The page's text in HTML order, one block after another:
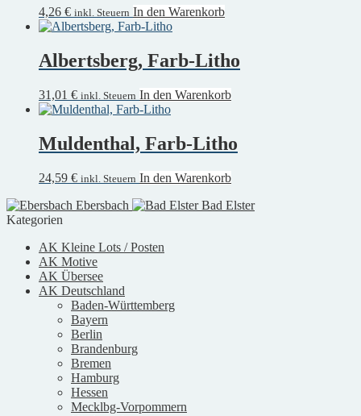
4,26 € inkl. Steuern In den Warenkorb
Albertsberg, Farb-Litho
31,01 € inkl. Steuern In den Warenkorb
Muldenthal, Farb-Litho
24,59 € inkl. Steuern In den Warenkorb
Ebersbach
Bad Elster
Kategorien
AK Kleine Lots / Posten
AK Motive
AK Übersee
AK Deutschland
Baden-Württemberg
Bayern
Berlin
Brandenburg
Bremen
Hamburg
Hessen
Mecklbg-Vorpommern